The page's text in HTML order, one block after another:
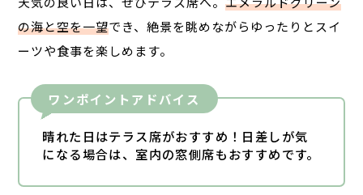
の海と空を一望でき、絶景を眺めながらゆったりとスイ
ーツや食事を楽しめます。
ワンポイントアドバイス
晴れた日はテラス席がおすすめ！日差しが気
になる場合は、室内の窓側席もおすすめです。